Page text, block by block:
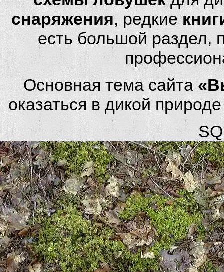
снаряжения, редкие
есть большой
Основная тема сайта
оказаться в дикой